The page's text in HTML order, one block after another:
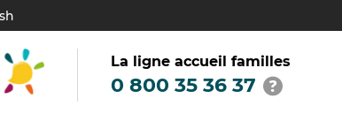
La ligne accueil familles
0 800 35 36 37